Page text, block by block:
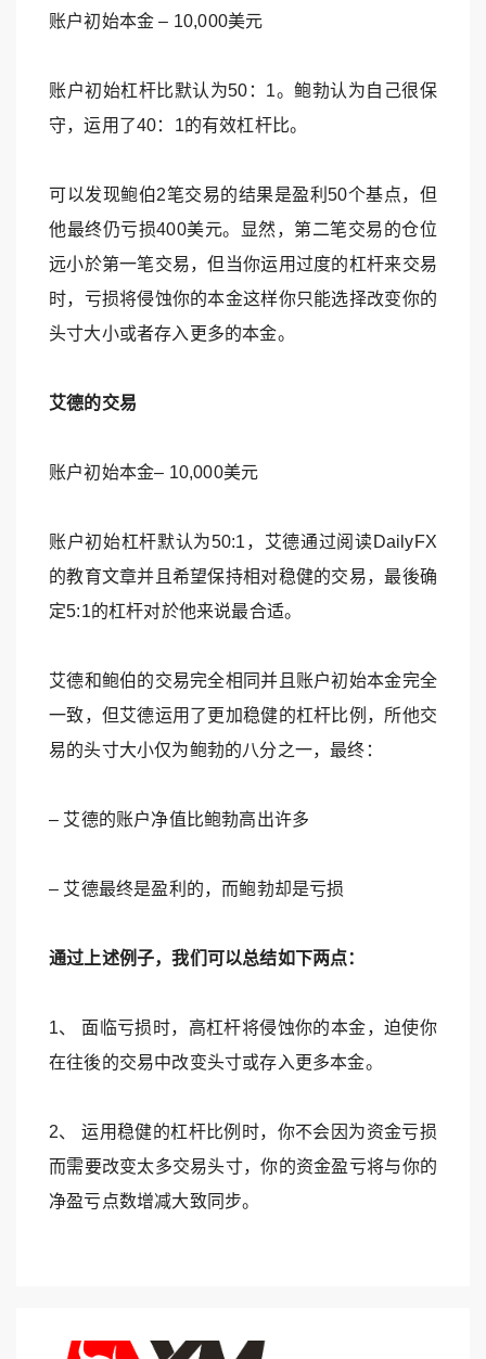
账户初始本金 – 10,000美元
账户初始杠杆比默认为50：1。鲍勃认为自己很保
守，运用了40：1的有效杠杆比。
可以发现鲍伯2笔交易的结果是盈利50个基点，但
他最终仍亏损400美元。显然，第二笔交易的仓位
远小於第一笔交易，但当你运用过度的杠杆来交易
时，亏损将侵蚀你的本金这样你只能选择改变你的
头寸大小或者存入更多的本金。
艾德的交易
账户初始本金– 10,000美元
账户初始杠杆默认为50:1，艾德通过阅读DailyFX
的教育文章并且希望保持相对稳健的交易，最後确
定5:1的杠杆对於他来说最合适。
艾德和鲍伯的交易完全相同并且账户初始本金完全
一致，但艾德运用了更加稳健的杠杆比例，所他交
易的头寸大小仅为鲍勃的八分之一，最终：
– 艾德的账户净值比鲍勃高出许多
– 艾德最终是盈利的，而鲍勃却是亏损
通过上述例子，我们可以总结如下两点：
1、 面临亏损时，高杠杆将侵蚀你的本金，迫使你
在往後的交易中改变头寸或存入更多本金。
2、 运用稳健的杠杆比例时，你不会因为资金亏损
而需要改变太多交易头寸，你的资金盈亏将与你的
净盈亏点数增减大致同步。